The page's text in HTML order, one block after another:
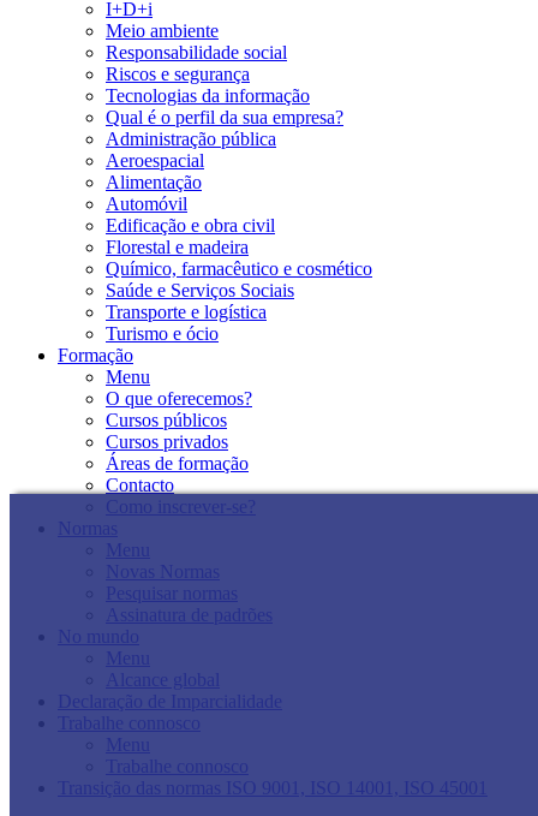
I+D+i
Meio ambiente
Responsabilidade social
Riscos e segurança
Tecnologias da informação
Qual é o perfil da sua empresa?
Administração pública
Aeroespacial
Alimentação
Automóvil
Edificação e obra civil
Florestal e madeira
Químico, farmacêutico e cosmético
Saúde e Serviços Sociais
Transporte e logística
Turismo e ócio
Formação
Menu
O que oferecemos?
Cursos públicos
Cursos privados
Áreas de formação
Contacto
Como inscrever-se?
Normas
Menu
Novas Normas
Pesquisar normas
Assinatura de padrões
No mundo
Menu
Alcance global
Declaração de Imparcialidade
Trabalhe connosco
Menu
Trabalhe connosco
Transição das normas ISO 9001, ISO 14001, ISO 45001